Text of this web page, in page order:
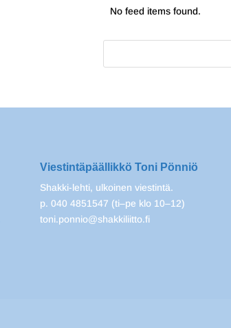
No feed items found.
Viestintäpäällikkö Toni Pönniö
Shakki-lehti, ulkoinen viestintä.
p. 040 4851547 (ti–pe klo 10–12)
toni.ponnio@shakkiliitto.fi